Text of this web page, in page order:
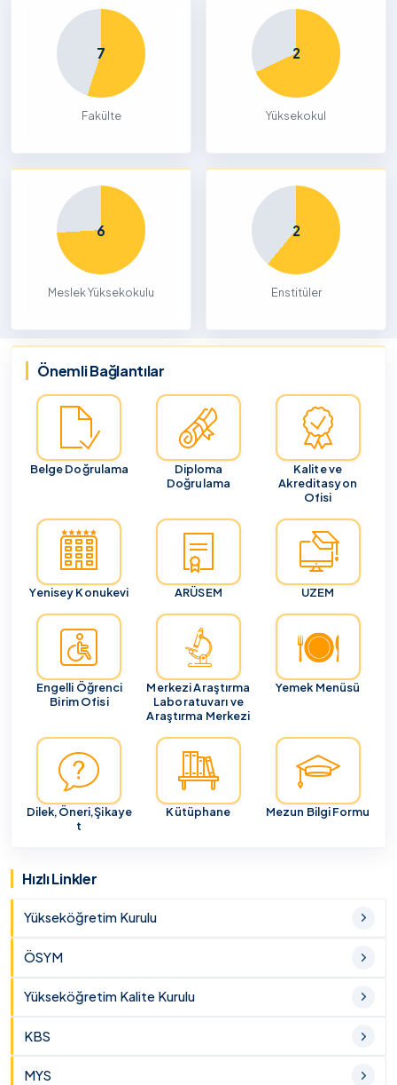
7
Fakülte
2
Yüksekokul
6
Meslek Yüksekokulu
2
Enstitüler
Önemli Bağlantılar
Belge Doğrulama
Diploma
Doğrulama
Kalite ve
Akreditasyon
Ofisi
Yenisey Konukevi ARÜSEM UZEM
Engelli Öğrenci
Birim Ofisi
Merkezi Araştırma
Laboratuvarı ve
Araştırma Merkezi
Yemek Menüsü
Dilek,Öneri,Şikaye
t
Kütüphane Mezun Bilgi Formu
Hızlı Linkler
Yükseköğretim Kurulu
ÖSYM
Yükseköğretim Kalite Kurulu
KBS
MYS